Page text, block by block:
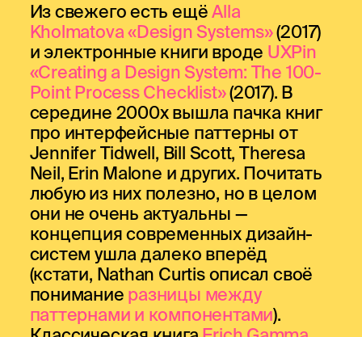
Из свежего есть ещё Alla
Kholmatova «Design Systems»(2017)
и электронные книги вроде UXPin
«Creating a Design System: The 100-
Point Process Checklist»(2017). В
середине 2000х вышла пачка книг
про интерфейсные паттерны от
Jennifer Tidwell, Bill Scott, Theresa
Neil, Erin Malone и других. Почитать
любую из них полезно, но в целом
они не очень актуальны —
концепция современных дизайн-
систем ушла далеко вперёд
(кстати, Nathan Curtis описал своё
понимание разницы между
паттернами и компонентами).